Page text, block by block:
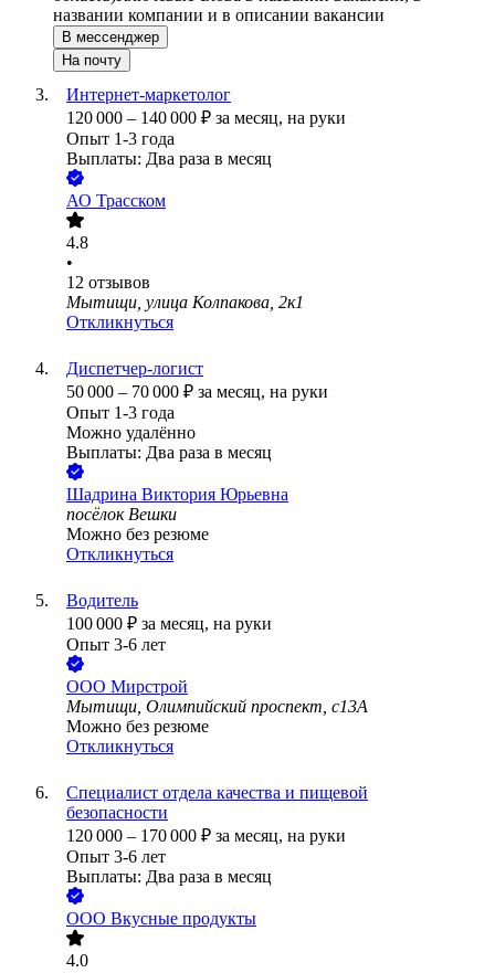
названии компании и в описании вакансии
В мессенджер
На почту
Интернет-маркетолог
120 000 – 140 000 ₽ за месяц, на руки
Опыт 1-3 года
Выплаты: Два раза в месяц
АО Трасском
4.8
•
12 отзывов
Мытищи, улица Колпакова, 2к1
Откликнуться
Диспетчер-логист
50 000 – 70 000 ₽ за месяц, на руки
Опыт 1-3 года
Можно удалённо
Выплаты: Два раза в месяц
Шадрина Виктория Юрьевна
посёлок Вешки
Можно без резюме
Откликнуться
Водитель
100 000 ₽ за месяц, на руки
Опыт 3-6 лет
ООО Мирстрой
Мытищи, Олимпийский проспект, с13А
Можно без резюме
Откликнуться
Специалист отдела качества и пищевой
безопасности
120 000 – 170 000 ₽ за месяц, на руки
Опыт 3-6 лет
Выплаты: Два раза в месяц
ООО Вкусные продукты
4.0